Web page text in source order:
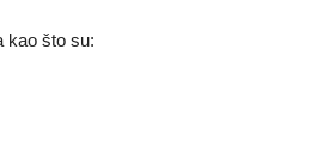
kao što su: